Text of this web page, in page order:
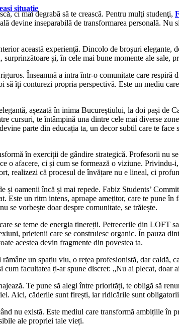
situație
ci mai degrabă să te crească. Pentru mulţi studenţi,
devine inseparabilă de transformarea personală. Nu
această experiență. Dincolo de broșuri elegante,
și, în cele mai bune momente ale sale,
Înseamnă a intra într-o comunitate care respiră
îți conturezi propria perspectivă. Este un mediu
așezată în inima Bucureștiului, la doi pași de
cursuri, te întâmpină una dintre cele mai diverse
parte din educația ta, un decor subtil care te face
în exerciții de gândire strategică. Profesorii nu
o afacere, ci și cum se formează o viziune. Privindu-
realizezi că procesul de învățare nu e lineal, ci
oamenii încă și mai repede. Fabiz Students’
un ritm intens, aproape amețitor, care te pune în
se vorbește doar despre comunitate, se trăiește.
se teme de energia tinereții. Petrecerile din LOFT
prietenii care se construiesc organic. În pauza
acestea devin fragmente din povestea ta.
un spațiu viu, o rețea profesionistă, dar caldă,
facultatea ți-ar spune discret: „Nu ai plecat, doar
Te pune să alegi între priorități, te obligă să
Aici, căderile sunt firești, iar ridicările sunt
nu există. Este mediul care transformă ambițiile în
ale propriei tale vieți.